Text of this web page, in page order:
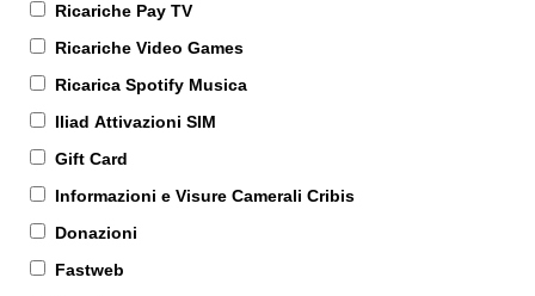
Ricariche Pay TV
Ricariche Video Games
Ricarica Spotify Musica
Iliad Attivazioni SIM
Gift Card
Informazioni e Visure Camerali Cribis
Donazioni
Fastweb